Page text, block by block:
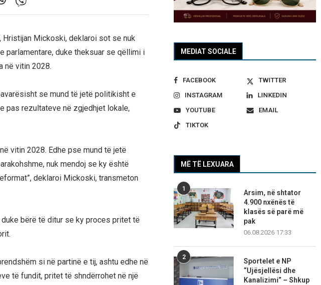
Hristijan Mickoski, deklaroi sot se nuk
parlamentare, duke theksuar se qëllimi i
në vitin 2028.
se mund të jetë politikisht e
pas rezultateve në zgjedhjet lokale,
vitin 2028. Edhe pse mund të jetë
nuk mendoj se ky është
deklaroi Mickoski, transmeton
bërë të ditur se ky proces pritet të
si në partinë e tij, ashtu edhe në
të fundit, pritet të shndërrohet në një
MEDIAT SOCIALE
FACEBOOK
TWITTER
INSTAGRAM
LINKEDIN
YOUTUBE
EMAIL
TIKTOK
MË TË LEXUARA
1
Arsim, në shtator
4.900 nxënës të
klasës së parë më
pak
06.08.2026 17:33
2
Sportelet e NP
“Ujësjellësi dhe
Kanalizimi” – Shkup